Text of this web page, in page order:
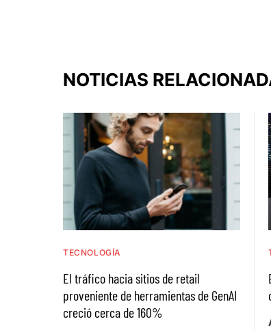
NOTICIAS
TECNOLOGÍA
El tráfico hacia sitios de retail
proveniente de herramientas de GenAI
creció cerca de 160%